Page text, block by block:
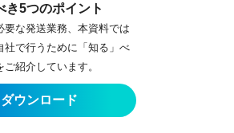
き5つのポイント
要な発送業務、本資料では
社で行うために「知る」べ
ご紹介しています。